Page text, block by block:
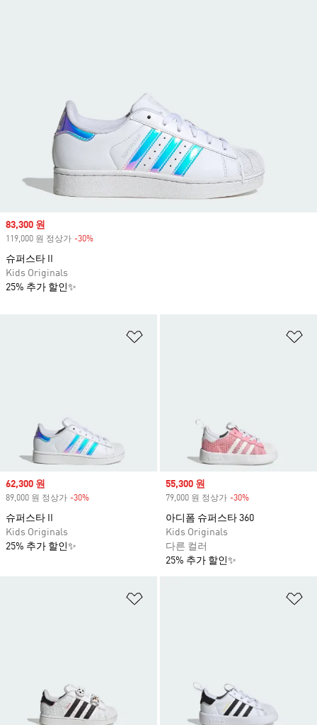
Sale price
62,300 원
89,000 원 정상가 -30%
슈퍼스타 II
Kids Originals
25% 추가 할인✨
Sale price
55,300 원
79,000 원 정상가 -30%
아디폼 슈퍼스타 360
Kids Originals
다른 컬러
25% 추가 할인✨
Sale price
83,300 원
119,000 원 정상가 -30%
슈퍼스타 II
Kids Originals
25% 추가 할인✨